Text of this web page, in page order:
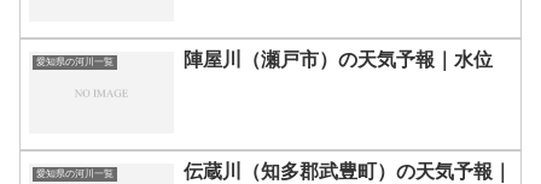
愛知県の河川一覧 陣屋川（瀬戸市）の天気予報｜水位
愛知県の河川一覧
伝蔵川（知多郡武豊町）の天気予報｜